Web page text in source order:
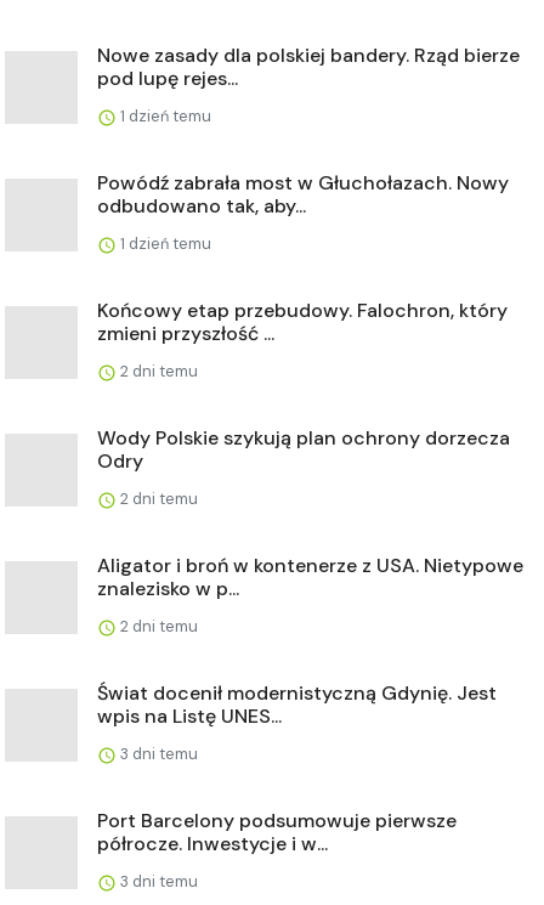
Nowe zasady dla polskiej bandery. Rząd bierze
pod lupę rejes...
1 dzień temu
Powódź zabrała most w Głuchołazach. Nowy
odbudowano tak, aby...
1 dzień temu
Końcowy etap przebudowy. Falochron, który
zmieni przyszłość ...
2 dni temu
Wody Polskie szykują plan ochrony dorzecza
Odry
2 dni temu
Aligator i broń w kontenerze z USA. Nietypowe
znalezisko w p...
2 dni temu
Świat docenił modernistyczną Gdynię. Jest
wpis na Listę UNES...
3 dni temu
Port Barcelony podsumowuje pierwsze
półrocze. Inwestycje i w...
3 dni temu